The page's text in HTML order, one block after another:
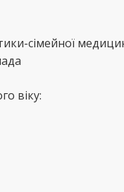
сімейної
віку: